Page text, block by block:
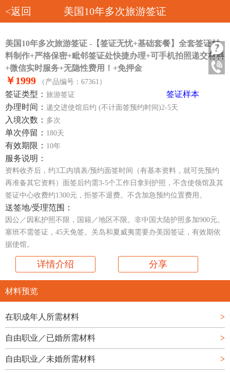
美国10年多次旅游签证
<返回
美国10年多次旅游签证 -【签证无忧+基础套餐】全套签证材
料制作+严格保密+毗邻签证处快捷办理+可手机拍照递交材料
+微信实时服务+无隐性费用！+免押金
￥1999 （产品编号：67361）
签证类型： 旅游签证
签证样本
办理时间： 递交进使馆后约 (不计面签预约时间)2-5天
入境次数： 多次
单次停留： 180天
有效期限： 10年
服务说明：
资料收齐后，约3工内填表/预约面签时间（有基本资料，就可先预约
再准备其它资料）面签后约需3-5个工作日拿到护照，不含使领馆及其
签证中心收费约1300元，拒签不退费。不含加急预约位置费用。
送签地/受理范围：
因公／因私护照不限，国籍／地区不限。非中国大陆护照多加900元。
塞班不需签证，45天免签。关岛和夏威夷需要办美国签证，有效期依
据使馆。
详情介绍 分享
材料预览
在职成年人所需材料 >
自由职业／已婚所需材料 >
自由职业／未婚所需材料 >